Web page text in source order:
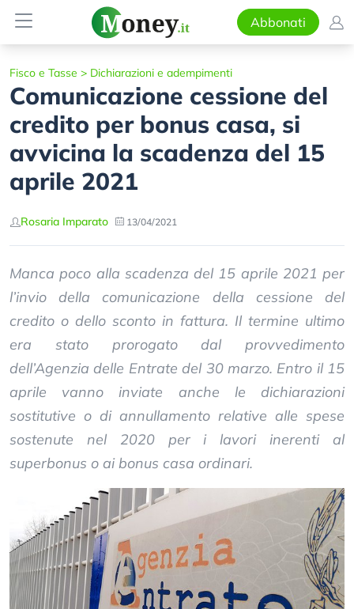
Abbonati
Fisco e Tasse > Dichiarazioni e adempimenti
Comunicazione cessione del
credito per bonus casa, si
avvicina la scadenza del 15
aprile 2021
Rosaria Imparato 13/04/2021
Manca poco alla scadenza del 15 aprile 2021 per
l’invio della comunicazione della cessione del
credito o dello sconto in fattura. Il termine ultimo
era stato prorogato dal provvedimento
dell’Agenzia delle Entrate del 30 marzo. Entro il 15
aprile vanno inviate anche le dichiarazioni
sostitutive o di annullamento relative alle spese
sostenute nel 2020 per i lavori inerenti al
superbonus o ai bonus casa ordinari.